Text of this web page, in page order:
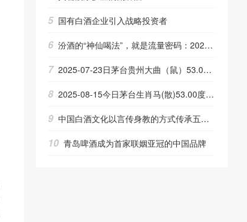
5 国有白酒企业引入战略投资者
6 汾酒的“神仙喝法”，就是流量密码：2025「大家都爱汾酒」抖音挑战赛倒计时！
7 2025-07-23日茅台贵州大曲（鼠）53.00度酒的价格，相对昨天价格波动为上涨 30元
8 2025-08-15今日茅台生肖马(散)53.00度酒价格为10,500一瓶，下跌 500元
9 中国白酒文化以言传身教的方式传承五千年
10 青岛啤酒成为首家联姻亚冠的中国品牌